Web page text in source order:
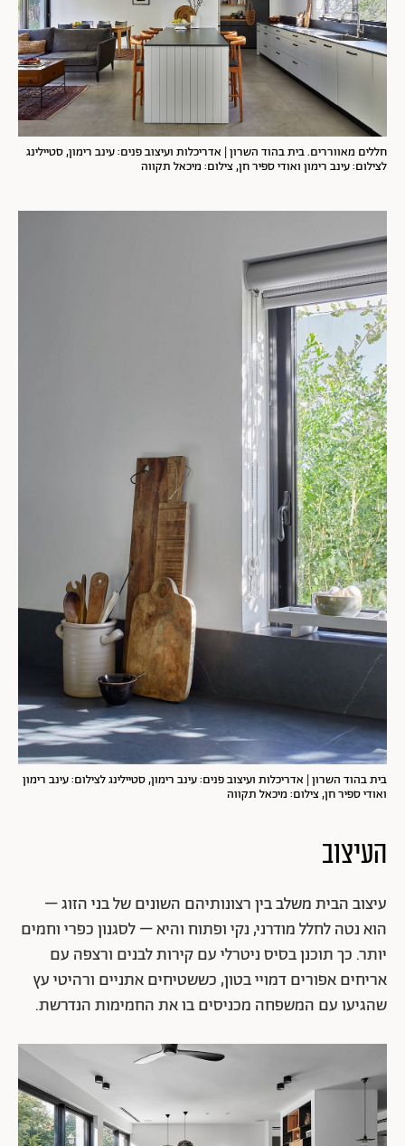
חללים מאווררים. בית בהוד השרון | אדריכלות ועיצוב פנים: עינב רימון, סטיילינג
לצילום: עינב רימון ואודי ספיר חן, צילום: מיכאל תקווה
בית בהוד השרון | אדריכלות ועיצוב פנים: עינב רימון, סטיילינג לצילום: עינב רימון
ואודי ספיר חן, צילום: מיכאל תקווה
העיצוב
עיצוב הבית משלב בין רצונותיהם השונים של בני הזוג –
הוא נטה לחלל מודרני, נקי ופתוח והיא – לסגנון כפרי וחמים
יותר. כך תוכנן בסיס ניטרלי עם קירות לבנים ורצפה עם
אריחים אפורים דמויי בטון, כששטיחים אתניים ורהיטי עץ
שהגיעו עם המשפחה מכניסים בו את החמימות הנדרשת.